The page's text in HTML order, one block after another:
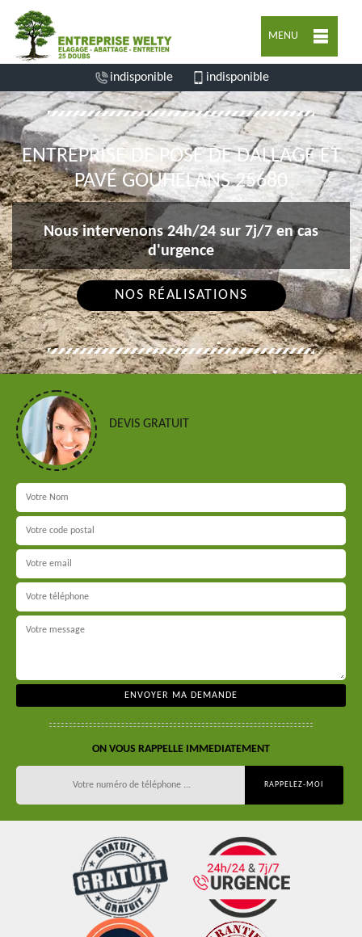
MENU
indisponible indisponible
ENTREPRISE DE POSE DE DALLAGE ET
PAVÉ GOUHELANS 25680
Nous intervenons 24h/24 sur 7j/7 en cas
d'urgence
NOS RÉALISATIONS
DEVIS GRATUIT
ON VOUS RAPPELLE IMMEDIATEMENT